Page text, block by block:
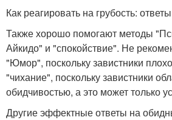
Как реагировать на грубость:
Также хорошо помогают методы
Айкидо" и "спокойствие". Не
"Юмор", поскольку завистники
"чихание", поскольку завистники
обидчивостью, а это может только
Другие эффектные ответы на